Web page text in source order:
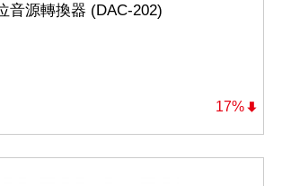
17%
音源轉換器 (DAC-202)